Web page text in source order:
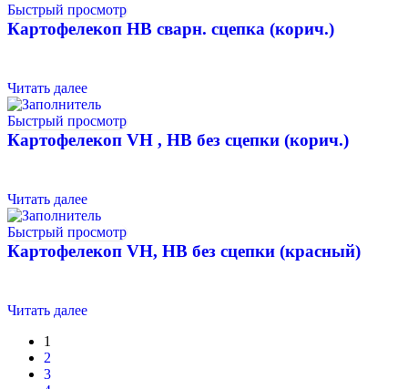
Быстрый просмотр
Картофелекоп HB сварн. сцепка (корич.)
Читать далее
Быстрый просмотр
Картофелекоп VH , HB без сцепки (корич.)
Читать далее
Быстрый просмотр
Картофелекоп VH, HB без сцепки (красный)
Читать далее
1
2
3